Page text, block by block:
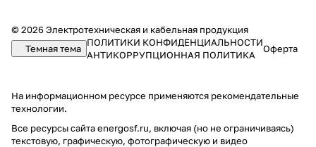
© 2026 Электротехническая и кабельная продукция
Темная тема
ПОЛИТИКИ КОНФИДЕНЦИАЛЬНОСТИ
АНТИКОРРУПЦИОННАЯ ПОЛИТИКА
Оферта
На информационном ресурсе применяются рекомендательные
технологии.
Все ресурсы сайта energosf.ru, включая (но не ограничиваясь)
текстовую, графическую, фотографическую и видео